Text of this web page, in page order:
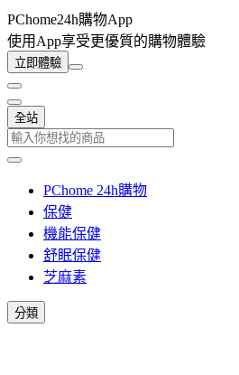
PChome24h購物App
使用App享受更優質的購物體驗
立即體驗
全站
PChome 24h購物
保健
機能保健
舒眠保健
芝麻素
分類